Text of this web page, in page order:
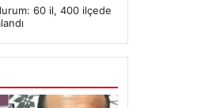
60 il, 400 ilçede